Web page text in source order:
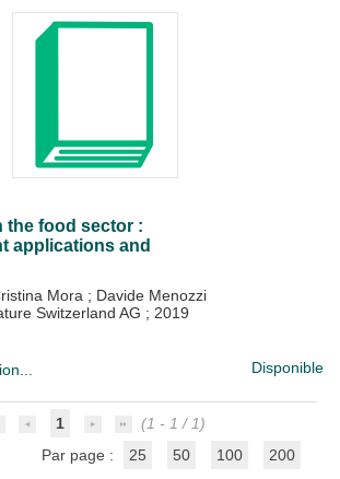
the food sector :
applications and
Mora ; Davide Menozzi
Switzerland AG ; 2019
Disponible
1
(1 - 1 / 1)
Par page :
25 50 100 200